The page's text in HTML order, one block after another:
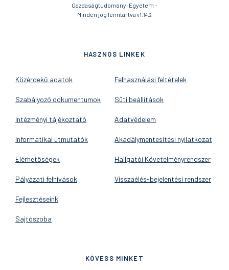
Gazdaságtudományi Egyetem -
Minden jog fenntartva v1.14.2
HASZNOS LINKEK
Közérdekű adatok
Szabályozó dokumentumok
Intézményi tájékoztató
Informatikai útmutatók
Elérhetőségek
Pályázati felhívások
Fejlesztéseink
Sajtószoba
Felhasználási feltételek
Süti beállítások
Adatvédelem
Akadálymentesítési nyilatkozat
Hallgatói Követelményrendszer
Visszaélés-bejelentési rendszer
KÖVESS MINKET